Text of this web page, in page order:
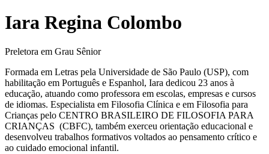
Iara Regina Colombo
Preletora em Grau Sênior
Formada em Letras pela Universidade de São Paulo (USP), com
habilitação em Português e Espanhol, Iara dedicou 23 anos à
educação, atuando como professora em escolas, empresas e cursos
de idiomas. Especialista em Filosofia Clínica e em Filosofia para
Crianças pelo CENTRO BRASILEIRO DE FILOSOFIA PARA
CRIANÇAS (CBFC), também exerceu orientação educacional e
desenvolveu trabalhos formativos voltados ao pensamento crítico e
ao cuidado emocional infantil.